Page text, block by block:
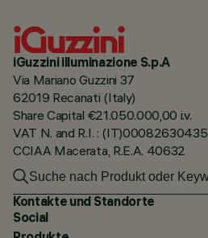
iGuzzini illuminazione S.p.A
Via Mariano Guzzini 37
62019 Recanati (Italy)
Share Capital €21.050.000,00 i.v.
VAT N. and R.I. : (IT)00082630435
CCIAA Macerata, R.E.A. 40632
Kontakte und Standorte
Social